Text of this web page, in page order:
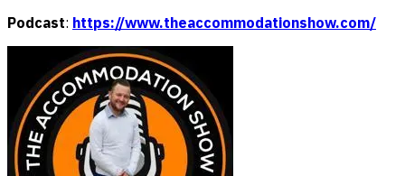
Podcast: https://www.theaccommodationshow.com/